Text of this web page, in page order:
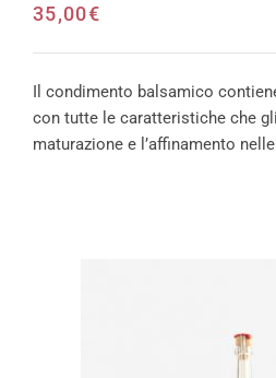
35,00€
Il condimento balsamico
con tutte le caratteristiche che
maturazione e l’affinamento